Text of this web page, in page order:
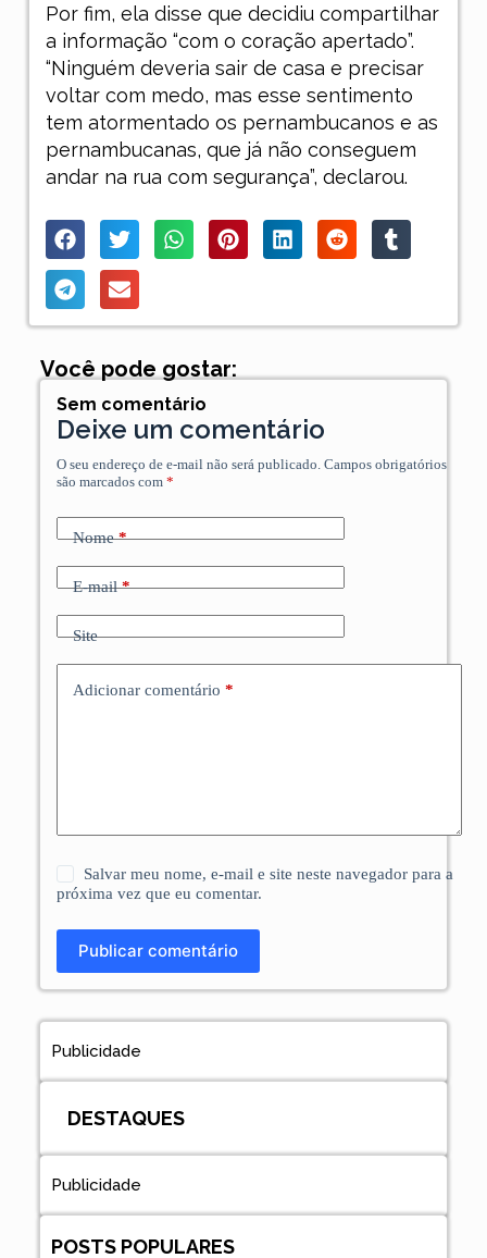
Por fim, ela disse que decidiu compartilhar
a informação “com o coração apertado”.
“Ninguém deveria sair de casa e precisar
voltar com medo, mas esse sentimento
tem atormentado os pernambucanos e as
pernambucanas, que já não conseguem
andar na rua com segurança”, declarou.
Você pode gostar:
Sem comentário
Deixe um comentário
O seu endereço de e-mail não será publicado. Campos obrigatórios
são marcados com *
Nome*
E-mail*
Site
Adicionar comentário *
Salvar meu nome, e-mail e site neste navegador para a
próxima vez que eu comentar.
Publicar comentário
Publicidade
DESTAQUES
Publicidade
POSTS POPULARES